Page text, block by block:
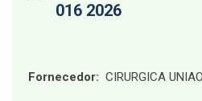
016 2026
Fornecedor: CIRURGICA